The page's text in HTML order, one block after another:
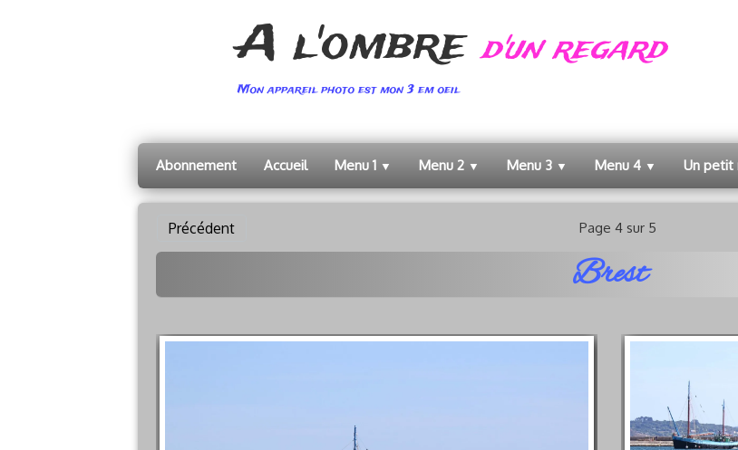
A l'ombred'un regard
Mon appareil photo est mon 3 em oeil
Abonnement Accueil Menu 1 ▼ Menu 2 ▼ Menu 3 ▼ Menu 4 ▼ Un petit
Précédent Page 4 sur 5
Brest